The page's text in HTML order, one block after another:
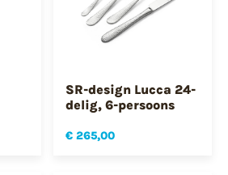
SR-design Lucca 24-
delig, 6-persoons
€ 265,00